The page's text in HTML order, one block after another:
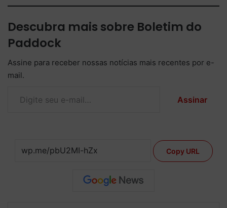
Descubra mais sobre Boletim do
Paddock
Assine para receber nossas notícias mais recentes por e-
mail.
Assinar
Copy URL